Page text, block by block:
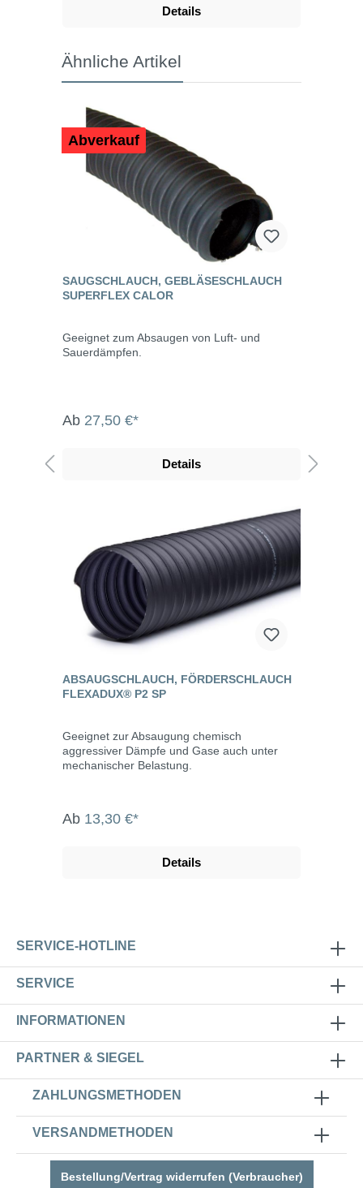
Details
Ähnliche Artikel
Abverkauf
SAUGSCHLAUCH, GEBLÄSESCHLAUCH
SUPERFLEX CALOR
Geeignet zum Absaugen von Luft- und
Sauerdämpfen.
Ab 27,50 €*
Details
ABSAUGSCHLAUCH, FÖRDERSCHLAUCH
FLEXADUX® P2 SP
Geeignet zur Absaugung chemisch
aggressiver Dämpfe und Gase auch unter
mechanischer Belastung.
Ab 13,30 €*
Details
SERVICE-HOTLINE
SERVICE
INFORMATIONEN
PARTNER & SIEGEL
ZAHLUNGSMETHODEN
VERSANDMETHODEN
Bestellung/Vertrag widerrufen (Verbraucher)